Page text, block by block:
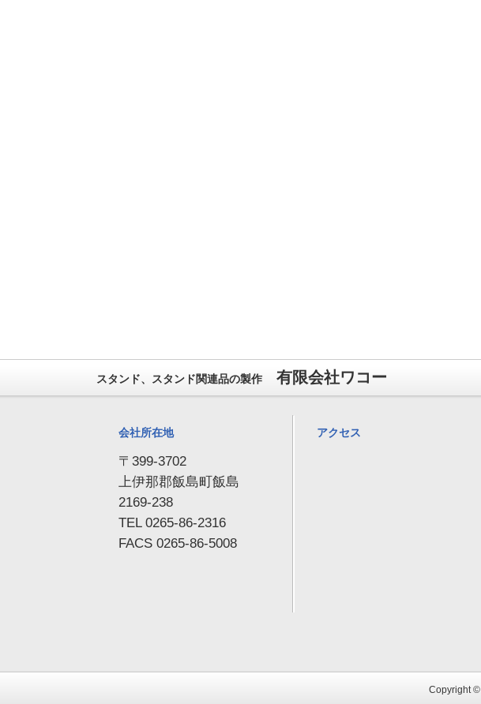
スタンド、スタンド関連品の製作 有限会社ワコー
会社所在地
〒399-3702
上伊那郡飯島町飯島
2169-238
TEL 0265-86-2316
FACS 0265-86-5008
アクセス
Copyright ©